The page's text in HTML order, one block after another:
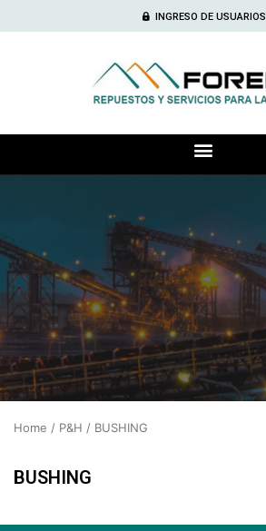
INGRESO DE USUARIOS
Home / P&H / BUSHING
BUSHING